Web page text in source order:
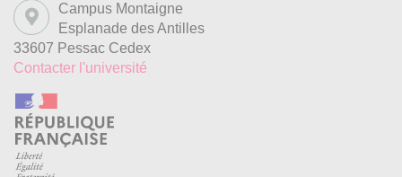
Campus Montaigne
Esplanade des Antilles
33607 Pessac Cedex
Contacter l'université